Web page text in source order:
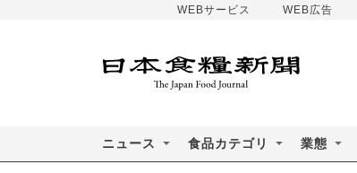
WEBサービス WEB広告
ニュース 食品カテゴリ 業態